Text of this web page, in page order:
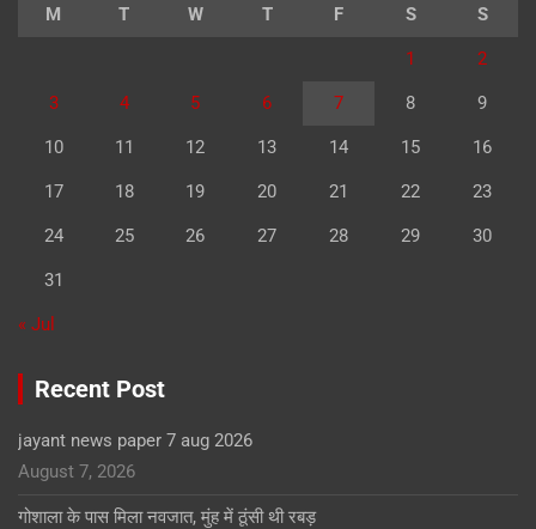
M T W T F S S
1 2
3 4 5 6 7 8 9
10 11 12 13 14 15 16
17 18 19 20 21 22 23
24 25 26 27 28 29 30
31
« Jul
Recent Post
jayant news paper 7 aug 2026
August 7, 2026
गोशाला के पास मिला नवजात, मुंह में ठूंसी थी रबड़